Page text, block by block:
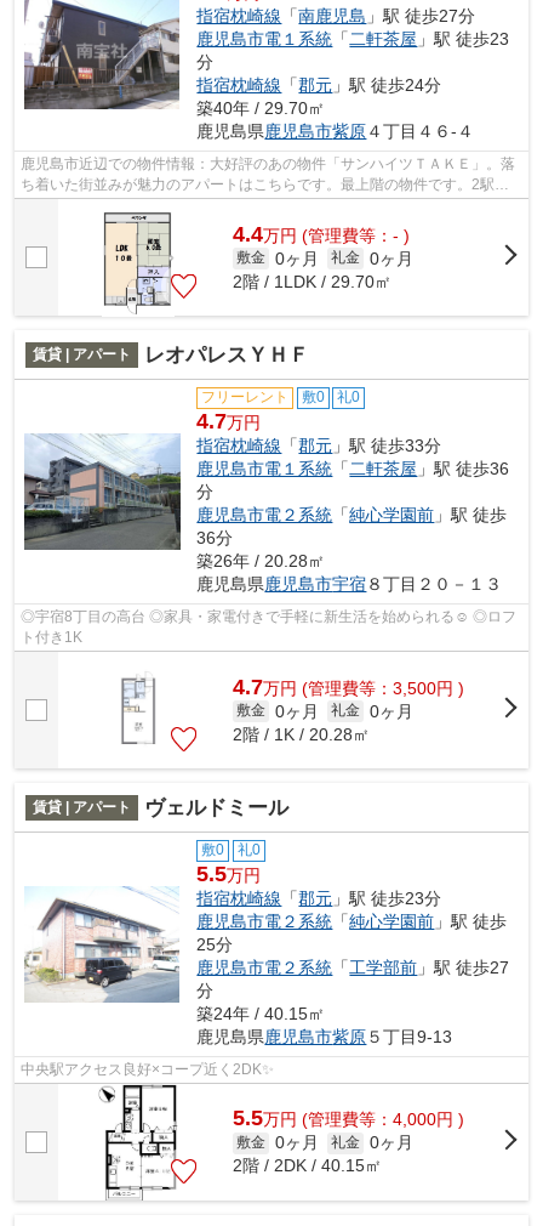
指宿枕崎線 「南鹿児島 」駅 徒歩27分
鹿児島市電１系統 「二軒茶屋 」駅 徒歩23
分
指宿枕崎線 「郡元 」駅 徒歩24分
築40年 / 29.70㎡
鹿児島県鹿児島市紫原４丁目４６-４
鹿児島市近辺での物件情報：大好評のあの物件「サンハイツＴＡＫＥ」。落
ち着いた街並みが魅力のアパートはこちらです。最上階の物件です。2駅利
4.4万円 (管理費等：- )
敷金 0ヶ月 礼金 0ヶ月
2階 / 1LDK / 29.70㎡
賃貸 | アパート レオパレスＹＨＦ
フリーレント 敷0 礼0
4.7万円
指宿枕崎線 「郡元 」駅 徒歩33分
鹿児島市電１系統 「 二軒茶屋 」駅 徒歩36
分
鹿児島市電２系統 「純心学園前 」駅 徒歩
36分
築26年 / 20.28㎡
鹿児島県鹿児島市宇宿８丁目２０－１３
◎宇宿8丁目の高台 ◎家具・家電付きで手軽に新生活を始められる☺ ◎ロフ
ト付き1K
4.7万円 (管理費等：3,500円 )
敷金 0ヶ月 礼金 0ヶ月
2階 / 1K / 20.28㎡
賃貸 | アパート ヴェルドミール
敷0 礼0
5.5万円
指宿枕崎線 「郡元 」駅 徒歩23分
鹿児島市電２系統 「純心学園前 」駅 徒歩
25分
鹿児島市電２系統 「工学部前 」駅 徒歩27
分
築24年 / 40.15㎡
鹿児島県鹿児島市紫原５丁目9-13
中央駅アクセス良好×コープ近く2DK✨
5.5万円 (管理費等：4,000円 )
敷金 0ヶ月 礼金 0ヶ月
2階 / 2DK / 40.15㎡